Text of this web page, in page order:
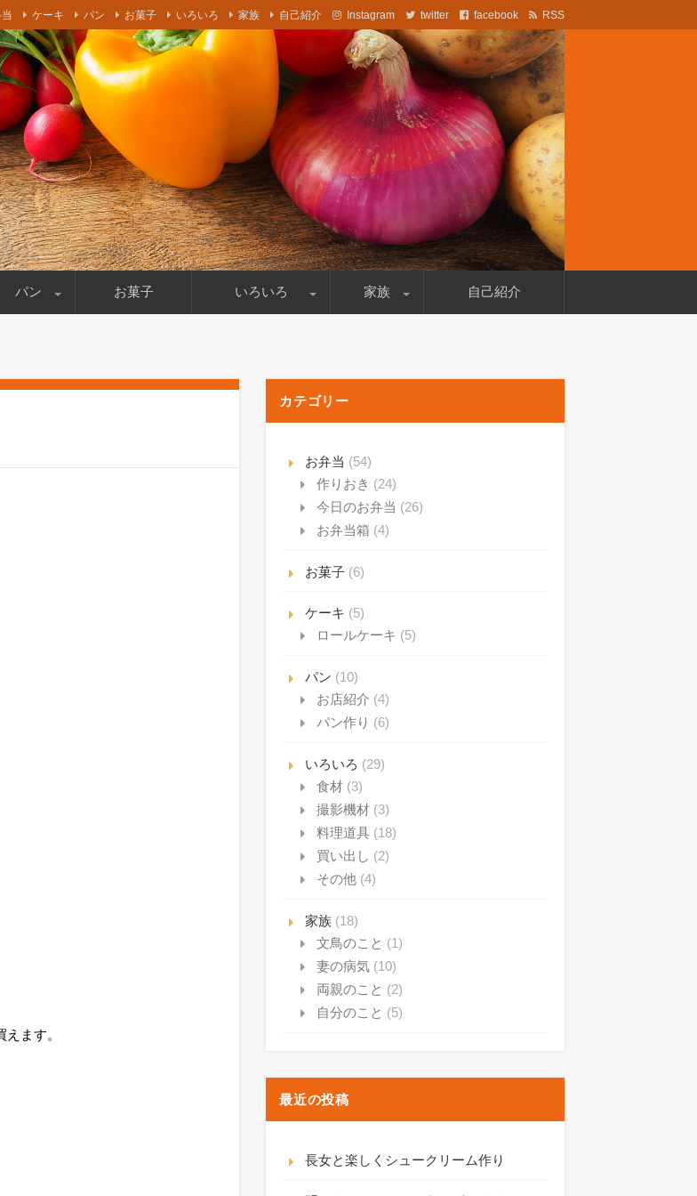
Instagram twitter facebook RSS
ケーキ パン お菓子 いろいろ 家族 自己紹介
書いております！妻の乳がんの闘病時の食事療法なども記載しています。
パン お菓子 いろいろ 家族 自己紹介
ます。
カテゴリー
お弁当 (54)
作りおき (24)
今日のお弁当 (26)
お弁当箱 (4)
お菓子 (6)
ケーキ (5)
ロールケーキ (5)
パン (10)
お店紹介 (4)
パン作り (6)
いろいろ (29)
食材 (3)
撮影機材 (3)
料理道具 (18)
買い出し (2)
その他 (4)
家族 (18)
文鳥のこと (1)
妻の病気 (10)
両親のこと (2)
自分のこと (5)
最近の投稿
長女と楽しくシュークリーム作り